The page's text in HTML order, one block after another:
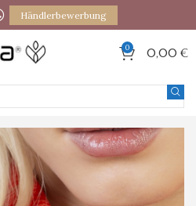
Händlerbewerbung
0 0,00 €